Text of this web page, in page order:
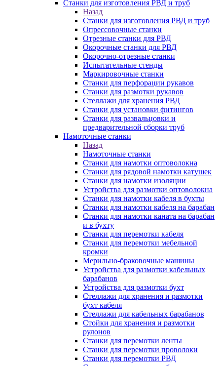
Станки для изготовления РВД и труб
Назад
Станки для изготовления РВД и труб
Опрессовочные станки
Отрезные станки для РВД
Окорочные станки для РВД
Окорочно-отрезные станки
Испытательные стенды
Маркировочные станки
Станки для перфорации рукавов
Станки для размотки рукавов
Стеллажи для хранения РВД
Станки для установки фитингов
Станки для развальцовки и
предварительной сборки труб
Намоточные станки
Назад
Намоточные станки
Станки для намотки оптоволокна
Станки для рядовой намотки катушек
Станки для намотки изоляции
Устройства для размотки оптоволокна
Станки для намотки кабеля в бухты
Станки для намотки кабеля на барабан
Станки для намотки каната на барабан
и в бухту
Станки для перемотки кабеля
Станки для перемотки мебельной
кромки
Мерильно-браковочные машины
Устройства для размотки кабельных
барабанов
Устройства для размотки бухт
Стеллажи для хранения и размотки
бухт кабеля
Стеллажи для кабельных барабанов
Стойки для хранения и размотки
рулонов
Станки для перемотки ленты
Станки для перемотки проволоки
Станки для перемотки РВД